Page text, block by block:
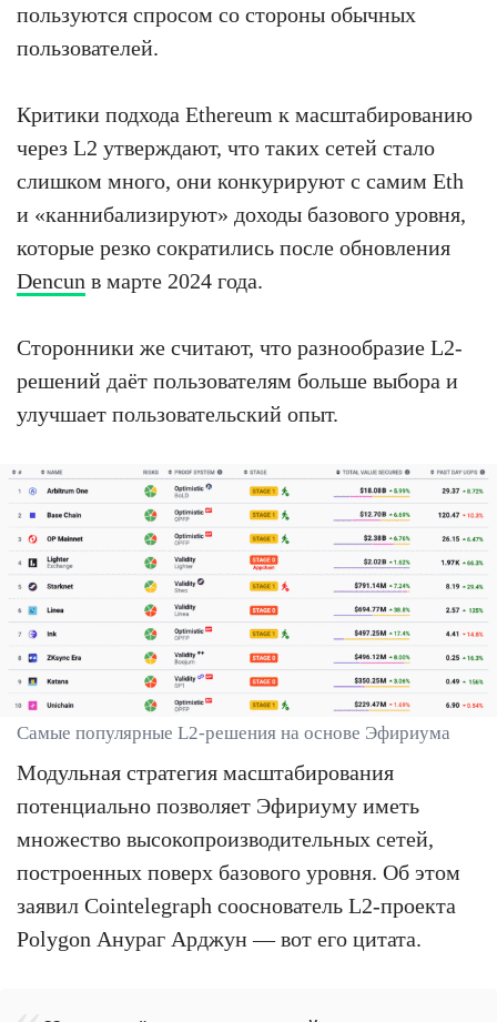
пользуются спросом со стороны обычных
пользователей.
Критики подхода Ethereum к масштабированию
через L2 утверждают, что таких сетей стало
слишком много, они конкурируют с самим Eth
и «каннибализируют» доходы базового уровня,
которые резко сократились после обновления
Dencun в марте 2024 года.
Сторонники же считают, что разнообразие L2-
решений даёт пользователям больше выбора и
улучшает пользовательский опыт.
Самые популярные L2-решения на основе Эфириума
Модульная стратегия масштабирования
потенциально позволяет Эфириуму иметь
множество высокопроизводительных сетей,
построенных поверх базового уровня. Об этом
заявил Cointelegraph сооснователь L2-проекта
Polygon Анураг Арджун — вот его цитата.